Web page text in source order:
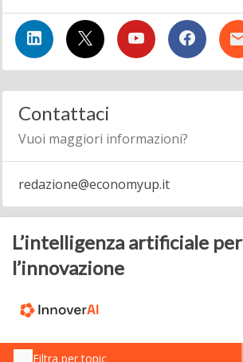
Contattaci
Vuoi maggiori informazioni?
redazione@economyup.it
L’intelligenza artificiale per
l’innovazione
Filtra per topic